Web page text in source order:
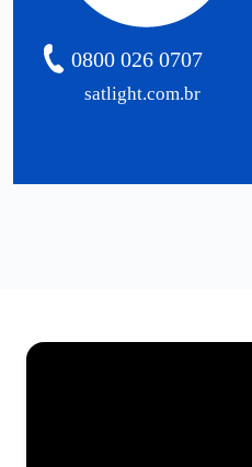
satlight.com.br
0800 026 0707